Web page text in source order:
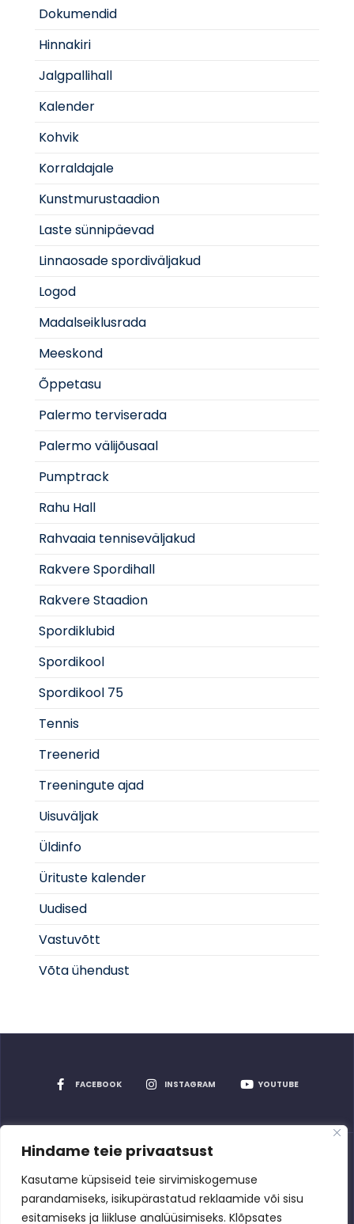
Hindame teie privaatsust
Kasutame küpsiseid teie sirvimiskogemuse
parandamiseks, isikupärastatud reklaamide või sisu
esitamiseks ja liikluse analüüsimiseks. Klõpsates
Dokumendid
Hinnakiri
Jalgpallihall
Kalender
Kohvik
Korraldajale
Kunstmurustaadion
Laste sünnipäevad
Linnaosade spordiväljakud
Logod
Madalseiklusrada
Meeskond
Õppetasu
Palermo terviserada
Palermo välijõusaal
Pumptrack
Rahu Hall
Rahvaaia tenniseväljakud
Rakvere Spordihall
Rakvere Staadion
Spordiklubid
Spordikool
Spordikool 75
Tennis
Treenerid
Treeningute ajad
Uisuväljak
Üldinfo
Ürituste kalender
Uudised
Vastuvõtt
Võta ühendust
FACEBOOK INSTAGRAM YOUTUBE